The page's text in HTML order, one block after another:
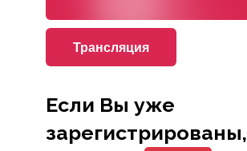
Трансляция
Если Вы уже
зарегистрированы,